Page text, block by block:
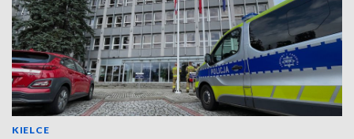
KIELCE